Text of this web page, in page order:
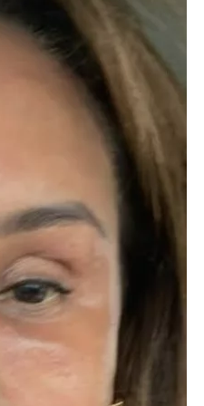
niet kende, wel eens
vertelt Anouk in